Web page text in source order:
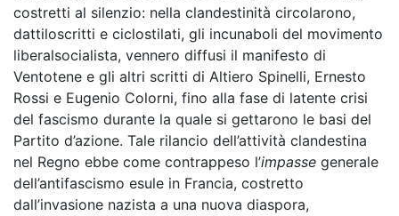
costretti al silenzio: nella clandestinità circolarono,
dattiloscritti e ciclostilati, gli incunaboli del movimento
liberalsocialista, vennero diffusi il manifesto di
Ventotene e gli altri scritti di Altiero Spinelli, Ernesto
Rossi e Eugenio Colorni, fino alla fase di latente crisi
del fascismo durante la quale si gettarono le basi del
Partito d’azione. Tale rilancio dell’attività clandestina
nel Regno ebbe come contrappeso l’impasse generale
dell’antifascismo esule in Francia, costretto
dall’invasione nazista a una nuova diaspora,